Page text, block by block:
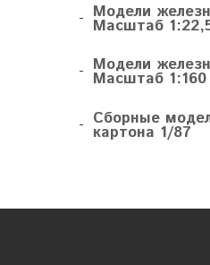
- Модели
Масштаб
- Модели
Масштаб 1:160
- Сборные
картона 1/87